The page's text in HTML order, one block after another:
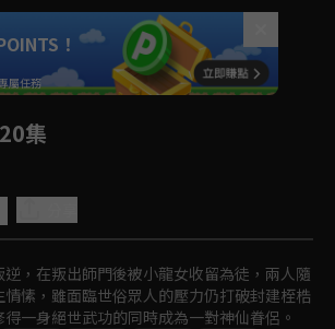
請見諒
！
屬任務
集
，在叛出師門後被小龍女收留為徒，兩人隨
愫，雖面臨世俗眾人的壓力仍打破封建桎梏
一身絕世武功的同時成為一對神仙眷侶。